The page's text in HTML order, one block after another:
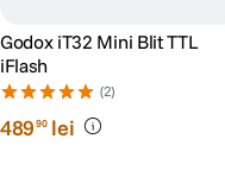
Godox iT32 Mini Blit TTL
iFlash
(2)
48990 lei